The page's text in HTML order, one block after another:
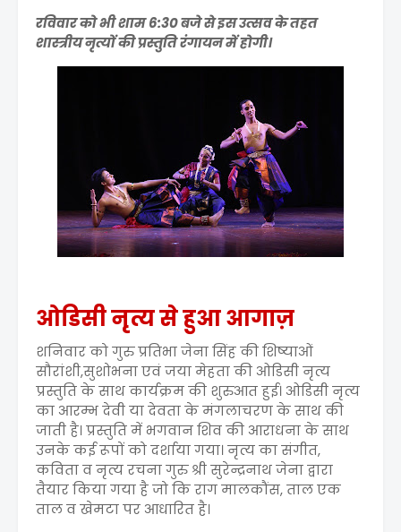
रविवार को भी शाम 6:30 बजे से इस उत्सव के तहत
शास्त्रीय नृत्यों की प्रस्तुति रंगायन में होगी।
ओडिसी नृत्य से हुआ आगाज़
शनिवार को गुरु प्रतिभा जेना सिंह की शिष्याओं
सौरांशी,सुशोभना एवं जया मेहता की ओडिसी नृत्य
प्रस्तुति के साथ कार्यक्रम की शुरुआत हुई। ओडिसी नृत्य
का आरम्भ देवी या देवता के मंगलाचरण के साथ की
जाती है। प्रस्तुति में भगवान शिव की आराधना के साथ
उनके कई रूपों को दर्शाया गया। नृत्य का संगीत,
कविता व नृत्य रचना गुरु श्री सुरेन्द्रनाथ जेना द्वारा
तैयार किया गया है जो कि राग मालकौंस, ताल एक
ताल व खेमटा पर आधारित है।